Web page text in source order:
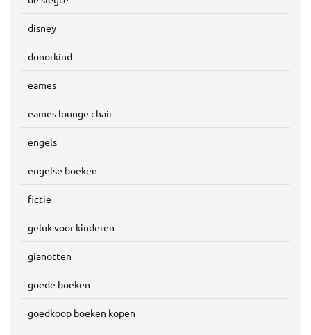
disney
donorkind
eames
eames lounge chair
engels
engelse boeken
fictie
geluk voor kinderen
gianotten
goede boeken
goedkoop boeken kopen